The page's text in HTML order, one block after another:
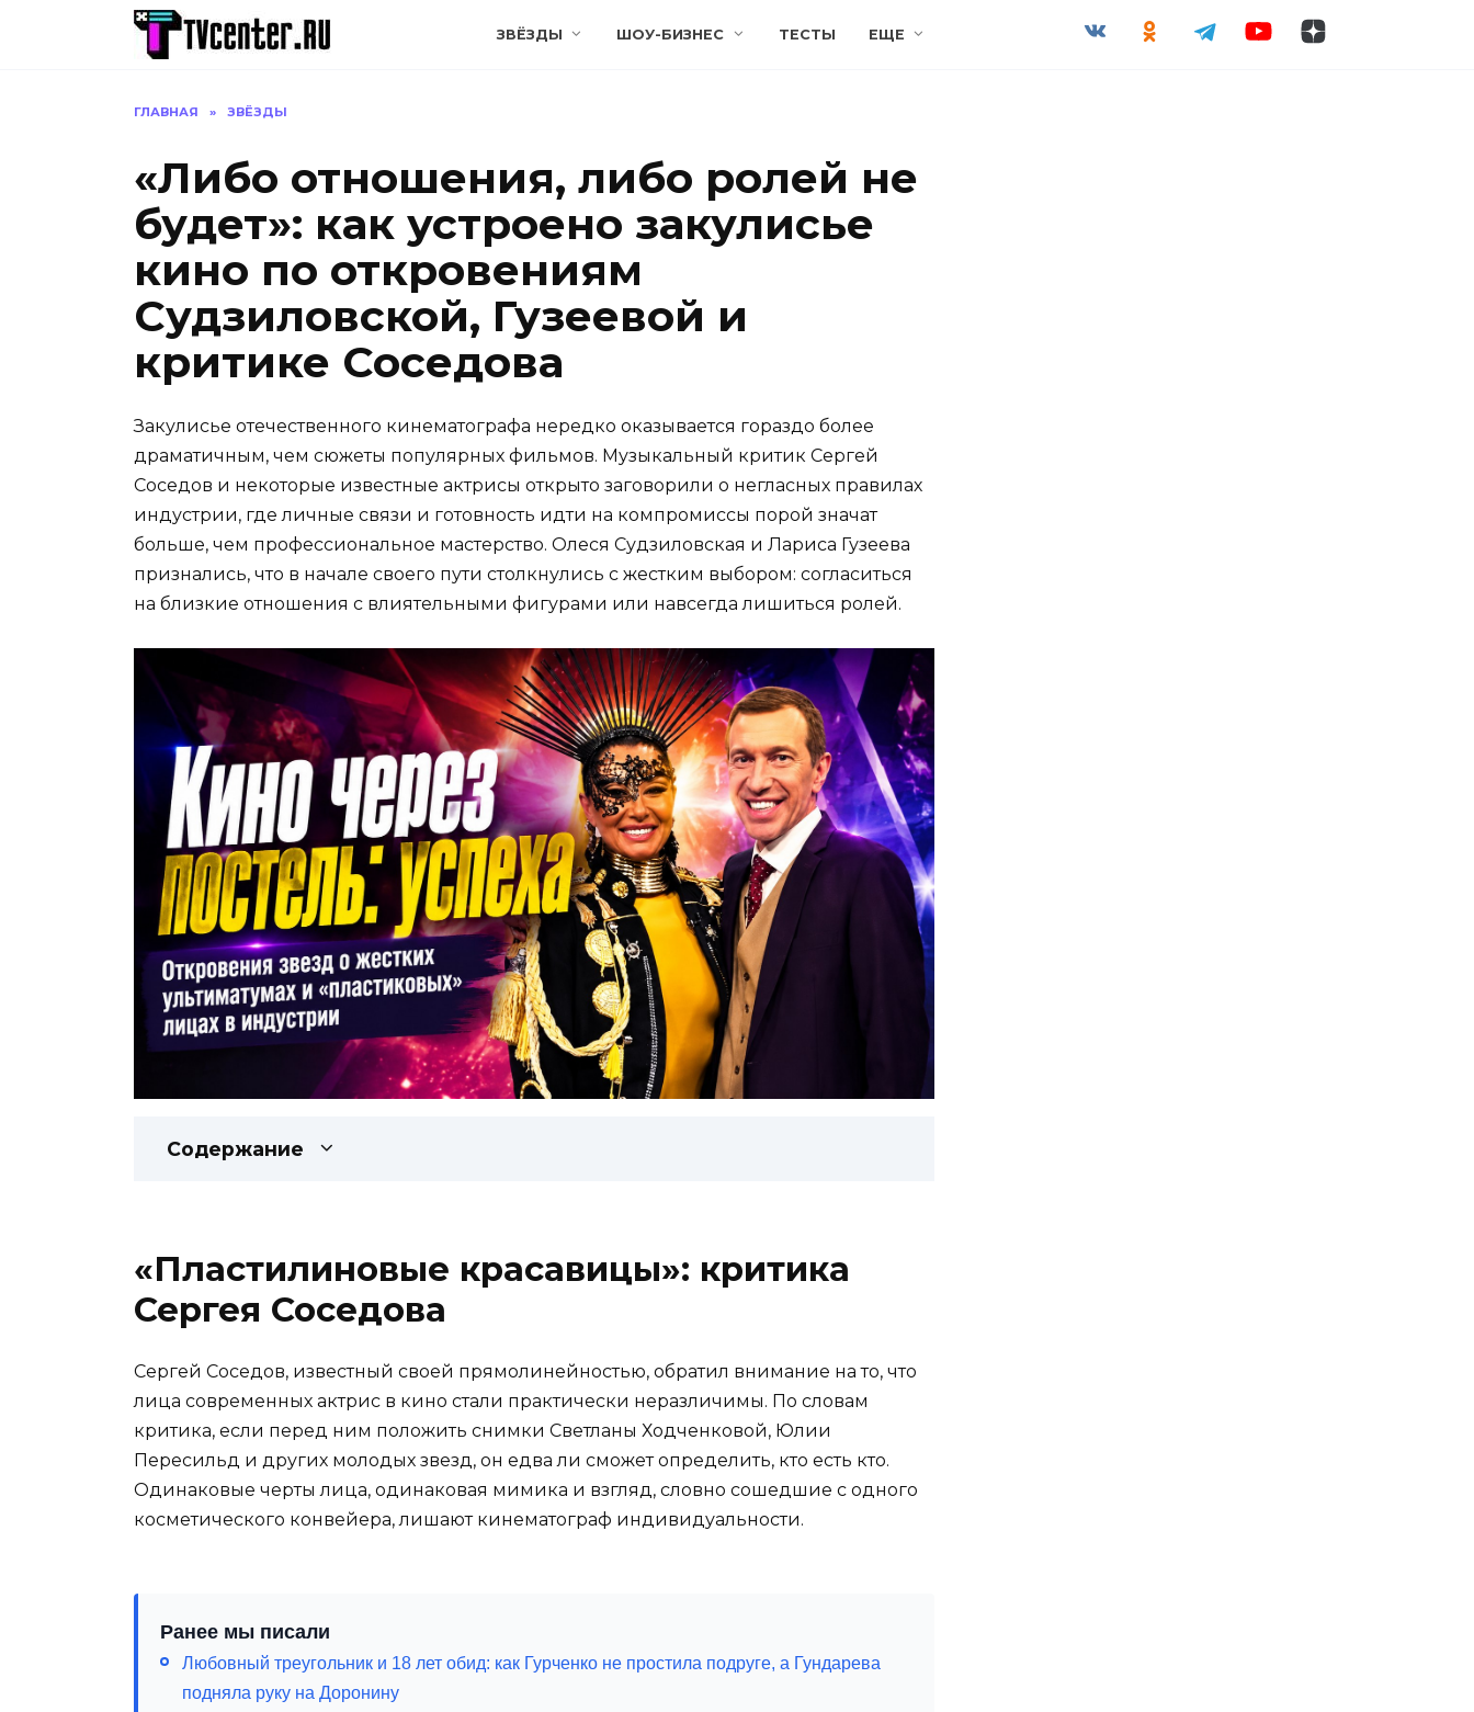
ЗВЁЗДЫ ШОУ-БИЗНЕС ТЕСТЫ ЕЩЕ
ГЛАВНАЯ » ЗВЁЗДЫ
«Либо отношения, либо ролей не
будет»: как устроено закулисье
кино по откровениям
Судзиловской, Гузеевой и
критике Соседова
Закулисье отечественного кинематографа нередко оказывается гораздо более
драматичным, чем сюжеты популярных фильмов. Музыкальный критик Сергей
Соседов и некоторые известные актрисы открыто заговорили о негласных правилах
индустрии, где личные связи и готовность идти на компромиссы порой значат
больше, чем профессиональное мастерство. Олеся Судзиловская и Лариса Гузеева
признались, что в начале своего пути столкнулись с жестким выбором: согласиться
на близкие отношения с влиятельными фигурами или навсегда лишиться ролей.
Содержание
«Пластилиновые красавицы»: критика
Сергея Соседова
Сергей Соседов, известный своей прямолинейностью, обратил внимание на то, что
лица современных актрис в кино стали практически неразличимы. По словам
критика, если перед ним положить снимки Светланы Ходченковой, Юлии
Пересильд и других молодых звезд, он едва ли сможет определить, кто есть кто.
Одинаковые черты лица, одинаковая мимика и взгляд, словно сошедшие с одного
косметического конвейера, лишают кинематограф индивидуальности.
Ранее мы писали
Любовный треугольник и 18 лет обид: как Гурченко не простила подруге, а Гундарева
подняла руку на Доронину